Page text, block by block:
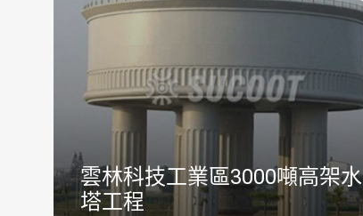
雲林科技工業區3000噸高架水
塔工程